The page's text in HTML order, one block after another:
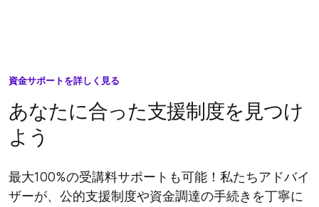
資金サポートを詳しく見る
あなたに合った支援制度を見つけ
よう
最大100%の受講料サポートも可能！私たちアドバイ
ザーが、公的支援制度や資金調達の手続きを丁寧に